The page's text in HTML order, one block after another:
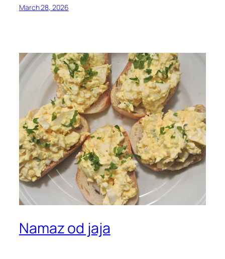
March 28, 2026
Namaz od jaja